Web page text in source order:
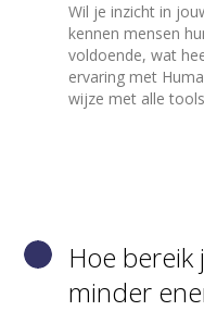
Wil je inzicht in
kennen mensen
voldoende, wat
ervaring met
wijze met alle
Hoe
minder